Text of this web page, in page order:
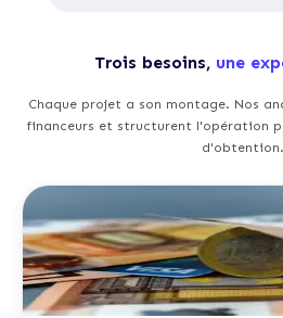
Trois besoins, une
Chaque projet a son montage. Nos
financeurs et structurent l'opération
d'obtention.